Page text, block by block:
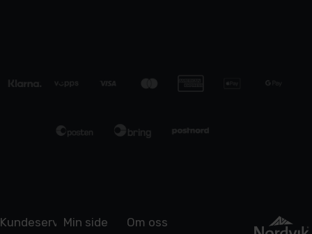
KundeserviceMin side Om oss